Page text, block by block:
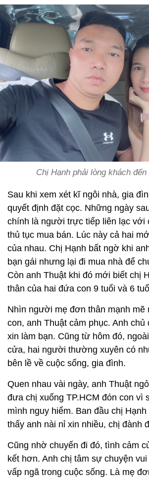
Chị Hạnh phải lòng khách đến
Sau khi xem xét kĩ ngôi nhà, gia
quyết định đặt cọc. Những ngày
chính là người trực tiếp liên lạc với
thủ tục mua bán. Lúc này cả hai
của nhau. Chị Hạnh bất ngờ khi
bạn gái nhưng lại đi mua nhà để
Còn anh Thuật khi đó mới biết chị
thân của hai đứa con 9 tuổi và 6
Nhìn người mẹ đơn thân mạnh mẽ
con, anh Thuật cảm phục. Anh chủ
xin làm bạn. Cũng từ hôm đó,
cửa, hai người thường xuyên có
bên lề về cuộc sống, gia đình.
Quen nhau vài ngày, anh Thuật
đưa chị xuống TP.HCM đón con vì
mình nguy hiểm. Ban đầu chị
thấy anh nài nỉ xin nhiều, chị đành
Cũng nhờ chuyến đi đó, tình cảm
kết hơn. Anh chị tâm sự chuyện
vấp ngã trong cuộc sống. Là mẹ